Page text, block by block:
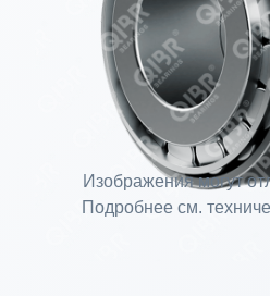
Изображения могут
Подробнее см.